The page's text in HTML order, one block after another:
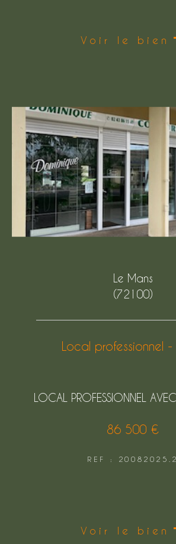
Voir le bien
Le Mans
(72100)
Local professionnel -
LOCAL PROFESSIONNEL
86 500 €
REF : 20082025.2
Voir le bien